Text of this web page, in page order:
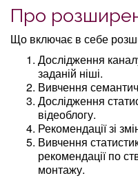
Про
Що включає в себе
Дослідження
заданій ніші.
Вивчення
Дослідження
відеоблогу.
Рекомендації зі
Вивчення
рекомендації по
монтажу.